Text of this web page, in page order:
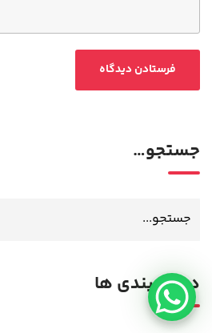
جستجو…
دسته بندی ها